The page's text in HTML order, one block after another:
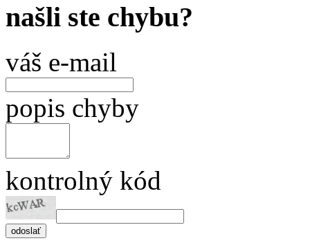
našli ste chybu?
váš e-mail
popis chyby
kontrolný kód